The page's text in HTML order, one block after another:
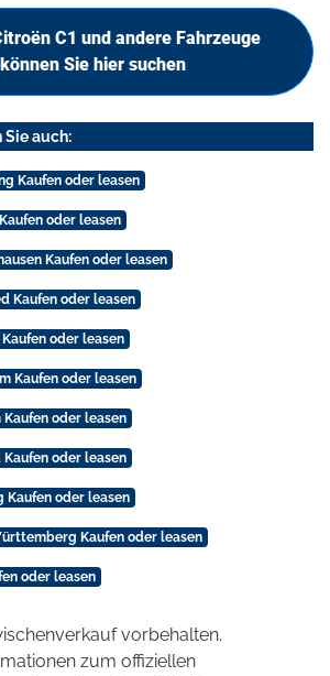
C1 und andere Fahrzeuge
können Sie hier suchen
Sie auch:
Kaufen oder leasen
oder leasen
Kaufen oder leasen
Kaufen oder leasen
oder leasen
Kaufen oder leasen
Kaufen oder leasen
Kaufen oder leasen
Kaufen oder leasen
Kaufen oder leasen
oder leasen
vorbehalten.
zum offiziellen